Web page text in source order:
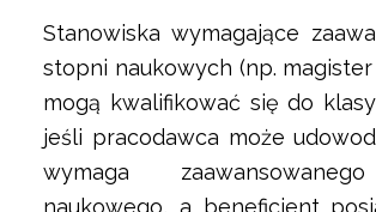
Stanowiska wymagające
stopni naukowych (np.
mogą kwalifikować się do
jeśli pracodawca może
wymaga
naukowego, a beneficjent